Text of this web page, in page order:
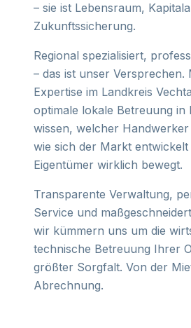
– sie ist Lebensraum,
Zukunftssicherung.
Regional spezialisiert,
– das ist unser Versprechen.
Expertise im Landkreis
optimale lokale Betreuung in
wissen, welcher
wie sich der Markt entwickelt
Eigentümer wirklich bewegt.
Transparente Verwaltung,
Service und
wir kümmern uns um die
technische Betreuung Ihrer
größter Sorgfalt. Von der
Abrechnung.